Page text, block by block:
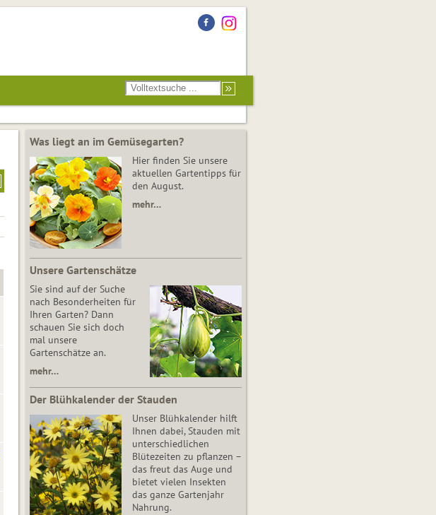
Was liegt an im Gemüsegarten?
Hier finden Sie unsere
aktuellen Gartentipps für
den August.
mehr…
Unsere Gartenschätze
Sie sind auf der Suche
nach Besonderheiten für
Ihren Garten? Dann
schauen Sie sich doch
mal unsere
Gartenschätze an.
mehr…
Der Blühkalender der Stauden
Unser Blühkalender hilft
Ihnen dabei, Stauden mit
unterschiedlichen
Blütezeiten zu pflanzen –
das freut das Auge und
bietet vielen Insekten
das ganze Gartenjahr
Nahrung.